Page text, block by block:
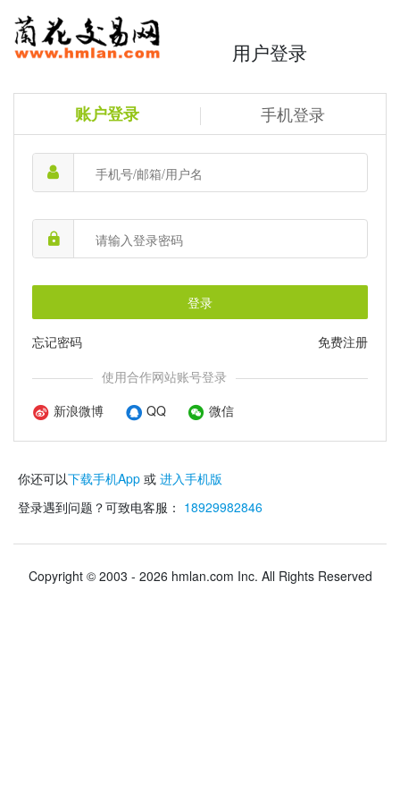
用户登录
账户登录 手机登录
登录
免费注册
忘记密码
使用合作网站账号登录
新浪微博
QQ 微信
你还可以下载手机App 或 进入手机版
登录遇到问题？可致电客服： 18929982846
Copyright © 2003 - 2026 hmlan.com Inc. All Rights Reserved